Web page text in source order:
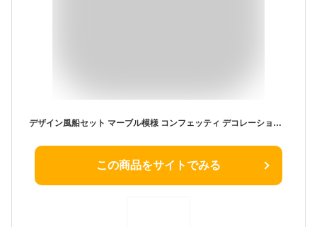
デザイン風船セット マーブル模様 コンフェッティ デコレーションバルーン バースデー ウエディング クリスマス ベビーシャワー バルーンアート 紙ふぶき ゴム風船 ホームパーティー ハロウィン イベント用品 装飾 サプライズ 敬老の日ギフト プレゼント
この商品をサイトでみる